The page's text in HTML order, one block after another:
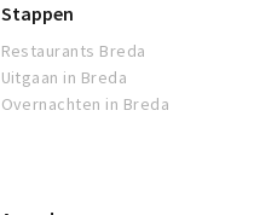
Stappen
Restaurants Breda
Uitgaan in Breda
Overnachten in Breda